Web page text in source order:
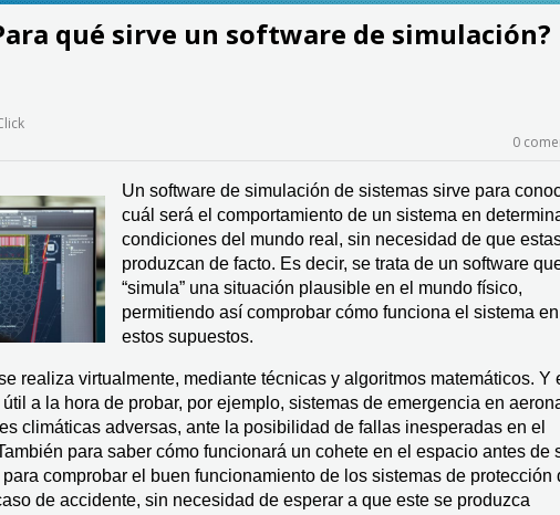
qué sirve un software de simulación?
0
Un software de simulación de sistemas sirve para
cuál será el comportamiento de un sistema en
condiciones del mundo real, sin necesidad de que
produzcan de facto. Es decir, se trata de un software
“simula” una situación plausible en el mundo físico,
permitiendo así comprobar cómo funciona el sistema en
estos supuestos.
realiza virtualmente, mediante técnicas y algoritmos matemáticos. Y
a la hora de probar, por ejemplo, sistemas de emergencia en
climáticas adversas, ante la posibilidad de fallas inesperadas en el
para saber cómo funcionará un cohete en el espacio antes de
para comprobar el buen funcionamiento de los sistemas de protección
de accidente, sin necesidad de esperar a que este se produzca